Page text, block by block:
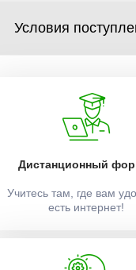
Условия
Дистанционный
Учитесь там, где вам
есть интернет!